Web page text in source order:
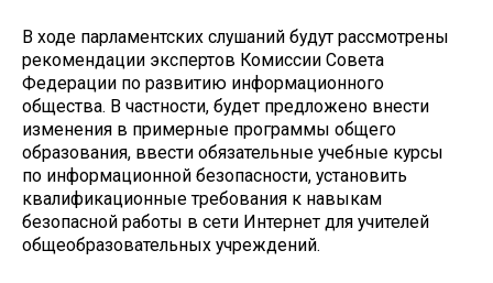
В ходе парламентских слушаний будут рассмотрены
рекомендации экспертов Комиссии Совета
Федерации по развитию информационного
общества. В частности, будет предложено внести
изменения в примерные программы общего
образования, ввести обязательные учебные курсы
по информационной безопасности, установить
квалификационные требования к навыкам
безопасной работы в сети Интернет для учителей
общеобразовательных учреждений.